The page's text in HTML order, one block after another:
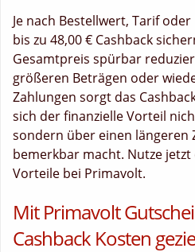
Je nach Bestellwert, Tarif
bis zu 48,00 € Cashback
Gesamtpreis spürbar
größeren Beträgen oder
Zahlungen sorgt das
sich der finanzielle Vorteil
sondern über einen längeren
bemerkbar macht. Nutze jetzt
Vorteile bei Primavolt.
Mit Primavolt
Cashback Kosten